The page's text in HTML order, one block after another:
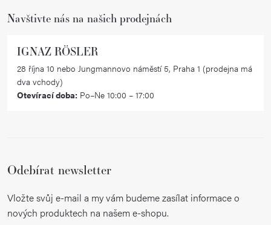
Navštivte nás na našich prodejnách
IGNAZ RÖSLER
28 října 10 nebo Jungmannovo náměstí 5, Praha 1 (prodejna má
dva vchody)
Otevírací doba: Po–Ne 10:00 – 17:00
Odebírat newsletter
Vložte svůj e-mail a my vám budeme zasílat informace o
nových produktech na našem e-shopu.